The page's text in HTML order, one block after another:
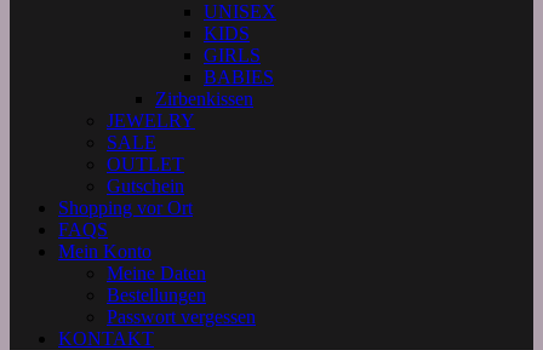
UNISEX
KIDS
GIRLS
BABIES
Zirbenkissen
JEWELRY
SALE
OUTLET
Gutschein
Shopping vor Ort
FAQS
Mein Konto
Meine Daten
Bestellungen
Passwort vergessen
KONTAKT